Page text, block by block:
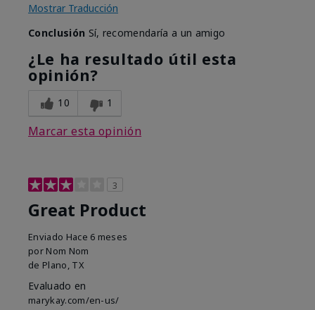
Mostrar Traducción
Conclusión Sí, recomendaría a un amigo
¿Le ha resultado útil esta
opinión?
10 1
Marcar esta opinión
3
Great Product
Enviado Hace 6 meses
por Nom Nom
de Plano, TX
Evaluado en
marykay.com/en-us/